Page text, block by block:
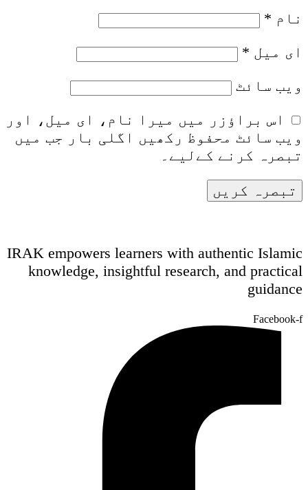
نام *
ای میل *
ویب‌ سائٹ
اس براؤزر میں میرا نام، ای میل، اور
ویب سائٹ محفوظ رکھیں اگلی بار جب میں
تبصرہ کرنے کےلیے۔
IRAK empowers learners with authentic Islamic
knowledge, insightful research, and practical
guidance
Facebook-f